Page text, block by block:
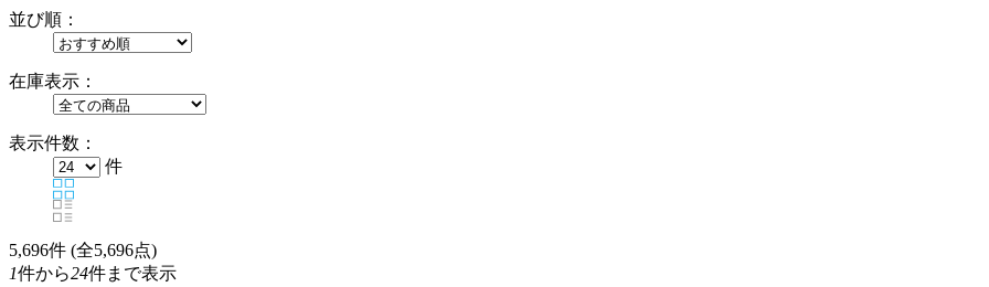
並び順：
在庫表示：
表示件数：
件
5,696件 (全5,696点)
1件から24件まで表示